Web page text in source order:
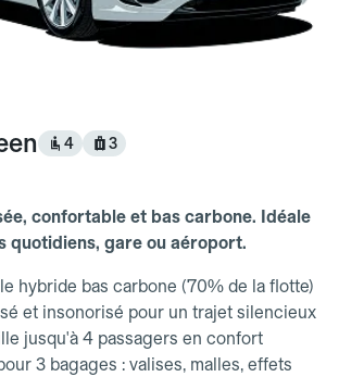
4 3
confortable et bas carbone. Idéale
quotidiens, gare ou aéroport.
hybride bas carbone (70% de la flotte)
et insonorisé pour un trajet silencieux
jusqu'à 4 passagers en confort
3 bagages : valises, malles, effets